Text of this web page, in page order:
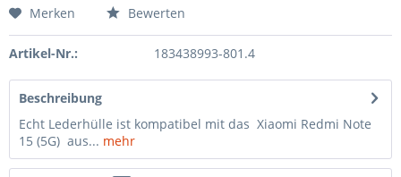
Merken Bewerten
Artikel-Nr.: 183438993-801.4
Beschreibung
Echt Lederhülle ist kompatibel mit das Xiaomi Redmi Note
15 (5G) aus... mehr